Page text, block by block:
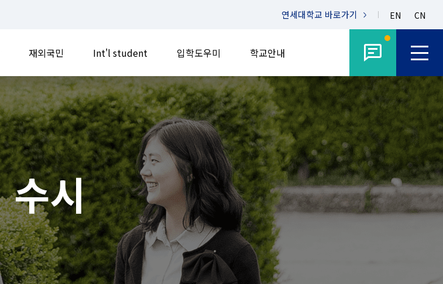
연세대학교 바로가기 EN CN
재외국민 Int'l student 입학도우미 학교안내
수시